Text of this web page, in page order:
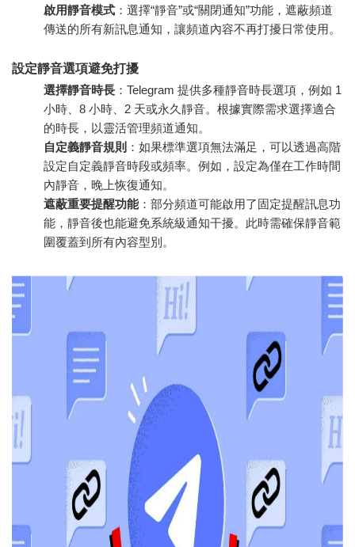
啟用靜音模式 ：選擇“靜音”或“關閉通知”功能，遮蔽頻道
傳送的所有新訊息通知，讓頻道內容不再打擾日常使用。
設定靜音選項避免打擾
選擇靜音時長 ：Telegram 提供多種靜音時長選項，例如 1
小時、8 小時、2 天或永久靜音。根據實際需求選擇適合
的時長，以靈活管理頻道通知。
自定義靜音規則 ：如果標準選項無法滿足，可以透過高階
設定自定義靜音時段或頻率。例如，設定為僅在工作時間
內靜音，晚上恢復通知。
遮蔽重要提醒功能：部分頻道可能啟用了固定提醒訊息功
能，靜音後也能避免系統級通知干擾。此時需確保靜音範
圍覆蓋到所有內容型別。